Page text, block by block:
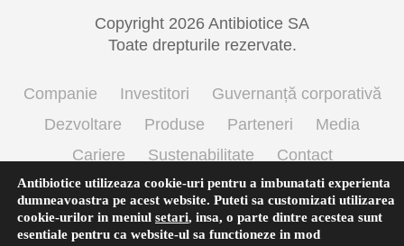
Copyright 2026 Antibiotice SA
Toate drepturile rezervate.
Companie Investitori
Guvernanță corporativă
Dezvoltare
Produse Parteneri
Media
Cariere
Sustenabilitate
Contact
Termeni si conditii de utilizare
Politica cookie
Prelucrarea datelor cu caracter personal
Antibiotice utilizeaza cookie-uri pentru a imbunatati experienta
dumneavoastra pe acest website. Puteti sa customizati utilizarea
cookie-urilor in meniul setari, insa, o parte dintre acestea sunt
esentiale pentru ca website-ul sa functioneze in mod